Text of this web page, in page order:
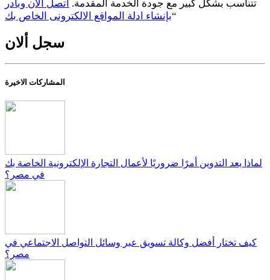
تتناسب بشكل كبير مع جودة الخدمة المقدمة. اتصل الآن وبادر
بإنشاء ادلة المواقع الالكترونى الخاص بك“
سجل ألان
المشاركات الاخيرة
لماذا يعد التدوين أمرًا ضروريًا لأعمال التجارة الإلكترونية الخاصة بك
في مصر؟
كيف تختار أفضل وكالة تسويق عبر وسائل التواصل الاجتماعي في
مصر؟